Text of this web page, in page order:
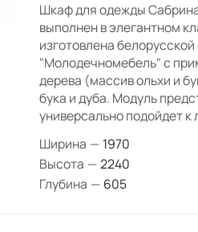
Шкаф для одежды
выполнен в элегантном
изготовлена
"Молодечномебель" с
дерева (массив ольхи и
бука и дуба. Модуль
универсально подойдет
Ширина — 1970
Высота —2240
Глубина — 605